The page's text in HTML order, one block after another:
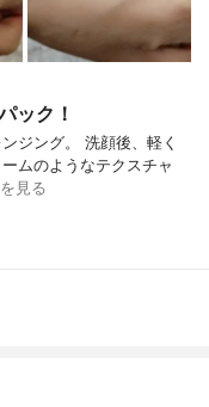
ック！
ジング。 洗顔後、軽く
ムのようなテクスチャ
見る